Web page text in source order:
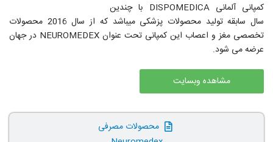
کمپانی آلمانی DISPOMEDICA با چندین
سال سابقه تولید محصولات پزشکی می‏باشد که از سال 2016 محصولات
تخصصی مغز و اعصاب این کمپانی تحت عنوان NEUROMEDEX در جهان
عرضه می شود.
مشاهده وبسایت
محصولات مصرفی